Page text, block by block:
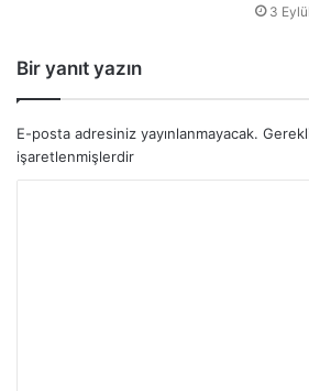
3
Bir yanıt yazın
E-posta adresiniz yayınlanmayacak.
işaretlenmişlerdir